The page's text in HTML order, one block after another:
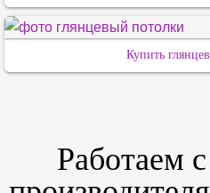
Купить
Работаем